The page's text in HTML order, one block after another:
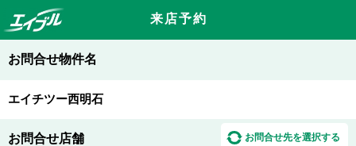
来店予約
お問合せ物件名
エイチツー西明石
お問合せ店舗 お問合せ先を選択する